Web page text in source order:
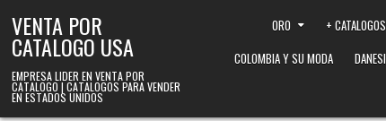
VENTA POR
CATALOGO USA
EMPRESA LIDER EN VENTA POR
CATALOGO | CATALOGOS PARA VENDER
EN ESTADOS UNIDOS
ORO + CATALOGOS
COLOMBIA Y SU MODA
DANESI